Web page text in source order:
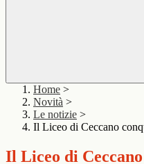
Home >
Novità >
Le notizie >
Il Liceo di Ceccano
Il Liceo di